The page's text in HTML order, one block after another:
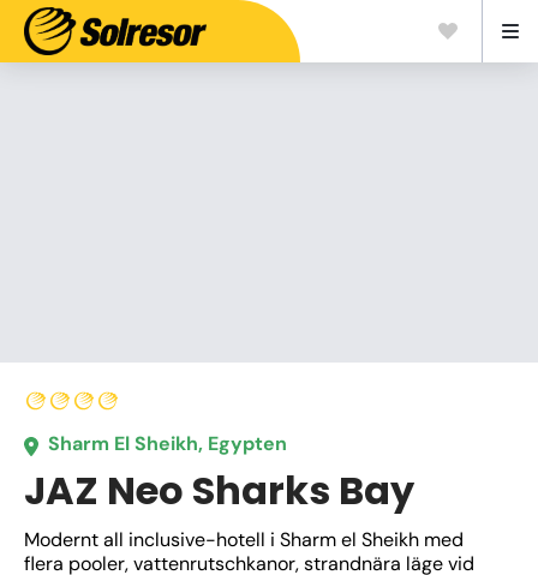
Sharm El Sheikh, Egypten
JAZ Neo Sharks Bay
Modernt all inclusive-hotell i Sharm el Sheikh med
flera pooler, vattenrutschkanor, strandnära läge vid